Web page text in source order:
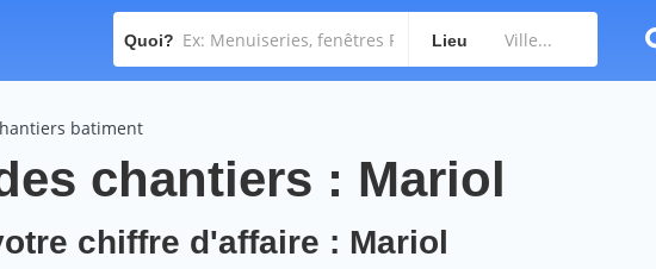
Quoi? Lieu
batiment
chantiers : Mariol
chiffre d'affaire : Mariol